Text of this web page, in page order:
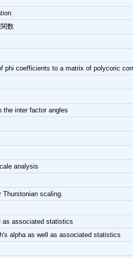
数
phi coefficients to a matrix of polycoric
the inter factor angles
analysis
scaling.
as associated statistics
alpha as well as associated statistics